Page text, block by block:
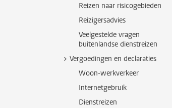
Reizen naar risicogebieden
Reizigersadvies
Veelgestelde vragen
buitenlandse dienstreizen
Vergoedingen en declaraties
Woon-werkverkeer
Internetgebruik
Dienstreizen